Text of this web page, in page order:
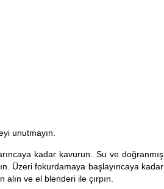
unutmayın.
kadar kavurun. Su ve doğranmış
Üzeri fokurdamaya başlayıncaya kadar
ve el blenderi ile çırpın.